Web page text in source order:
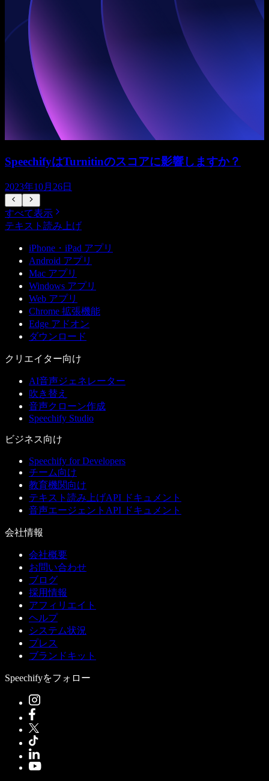
SpeechifyはTurnitinのスコアに影響しますか？
2023年10月26日
すべて表示
テキスト読み上げ
iPhone・iPad アプリ
Android アプリ
Mac アプリ
Windows アプリ
Web アプリ
Chrome 拡張機能
Edge アドオン
ダウンロード
クリエイター向け
AI音声ジェネレーター
吹き替え
音声クローン作成
Speechify Studio
ビジネス向け
Speechify for Developers
チーム向け
教育機関向け
テキスト読み上げAPI ドキュメント
音声エージェントAPI ドキュメント
会社情報
会社概要
お問い合わせ
ブログ
採用情報
アフィリエイト
ヘルプ
システム状況
プレス
ブランドキット
Speechifyをフォロー